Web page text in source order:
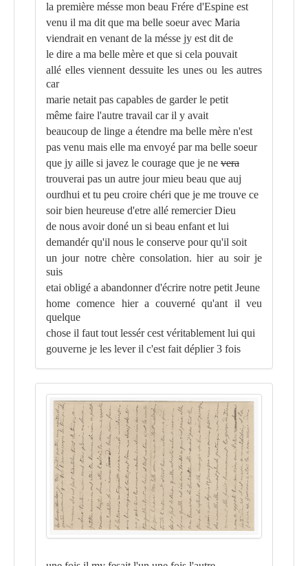
la première mésse mon beau Frére d'Espine est
venu il ma dit que ma belle soeur avec Maria
viendrait en venant de la mésse jy est dit de
le dire a ma belle mère et que si cela pouvait
allé elles viennent dessuite les unes ou les autres
car
marie netait pas capables de garder le petit
même faire l'autre travail car il y avait
beaucoup de linge a étendre ma belle mère n'est
pas venu mais elle ma envoyé par ma belle soeur
que jy aille si javez le courage que je ne vera
trouverai pas un autre jour mieu beau que auj
ourdhui et tu peu croire chéri que je me trouve ce
soir bien heureuse d'etre allé remercier Dieu
de nous avoir doné un si beau enfant et lui
demandér qu'il nous le conserve pour qu'il soit
un jour notre chère consolation. hier au soir je
suis
etai obligé a abandonner d'écrire notre petit Jeune
home comence hier a couverné qu'ant il veu
quelque
chose il faut tout lessér cest véritablement lui qui
gouverne je les lever il c'est fait déplier 3 fois